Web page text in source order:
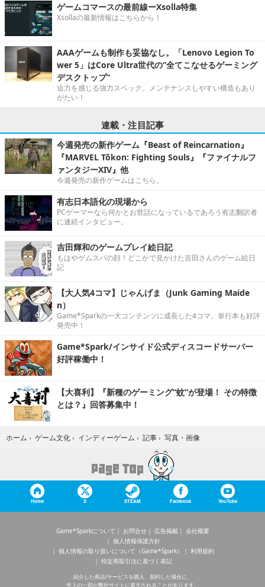
ゲームコマースの最前線ーXsolla特集
Xsollaの最新情報はこちらから！
AAAゲームも制作も妥協なし。「Lenovo Legion To
wer 5」はCore Ultra世代の“全てこなせるゲーミング
デスクトップ”
迫力を感じる強力スペック。メンテナンスしやすい構造もあり
がたい！
連載・注目記事
今週発売の新作ゲーム『Beast of Reincarnation』
『MARVEL Tōkon: Fighting Souls』『ファイナルフ
ァンタジーXIV』他
今週発売の新作ゲームはこちら。
有志日本語化の現場から
PCゲーマーなら何かとお世話になっているであろう有志翻訳者
に連続インタビュー。
吉田輝和のゲームプレイ絵日記
もはやゲムスパの顔！どこかで見かけた吉田さんのゲーム絵日
記
【大人気4コマ】じゃんげま（Junk Gaming Maide
n）
Game*Sparkの一大コンテンツに成長した4コマ。単行本も好評
発売中！
Game*Spark/インサイド公式ディスコードサーバー
好評稼働中！
【大喜利】『新種のゲーミング“蚊”が登場！ その特徴
とは？』回答募集中！
ホーム › ゲーム文化 › インディーゲーム › 記事 › 写真・画像
Home X STEAM Facebook YouTube
Game*Sparkについて お問合せ 広告掲載
会社概要
個人情報保護方針
個人情報の取り扱いについて（Game*Spark）
利用規約
特定商取引法に基づく表記
紹介した商品/サービスを購入、契約した場合に、
売上の一部が弊社サイトに還元されることがあります。